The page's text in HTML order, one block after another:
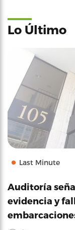
Lo Último
Last Minute
Auditoría
evidencia y